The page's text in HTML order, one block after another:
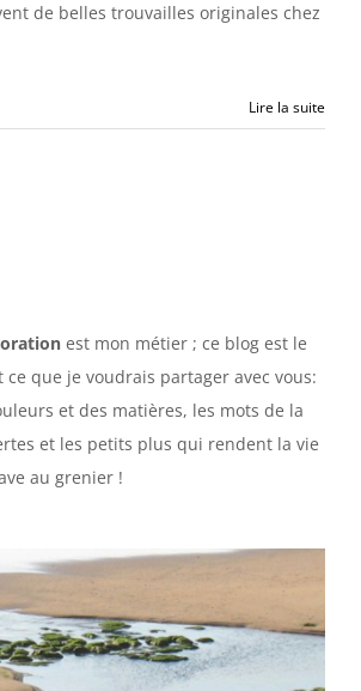
de belles trouvailles originales chez
Lire la suite
est mon métier ; ce blog est le
que je voudrais partager avec vous:
et des matières, les mots de la
et les petits plus qui rendent la vie
au grenier !